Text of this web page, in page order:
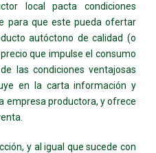
local pacta condiciones
para que este pueda ofertar
autóctono de calidad (o
que impulse el consumo
las condiciones ventajosas
en la carta información y
empresa productora, y ofrece
y al igual que sucede con